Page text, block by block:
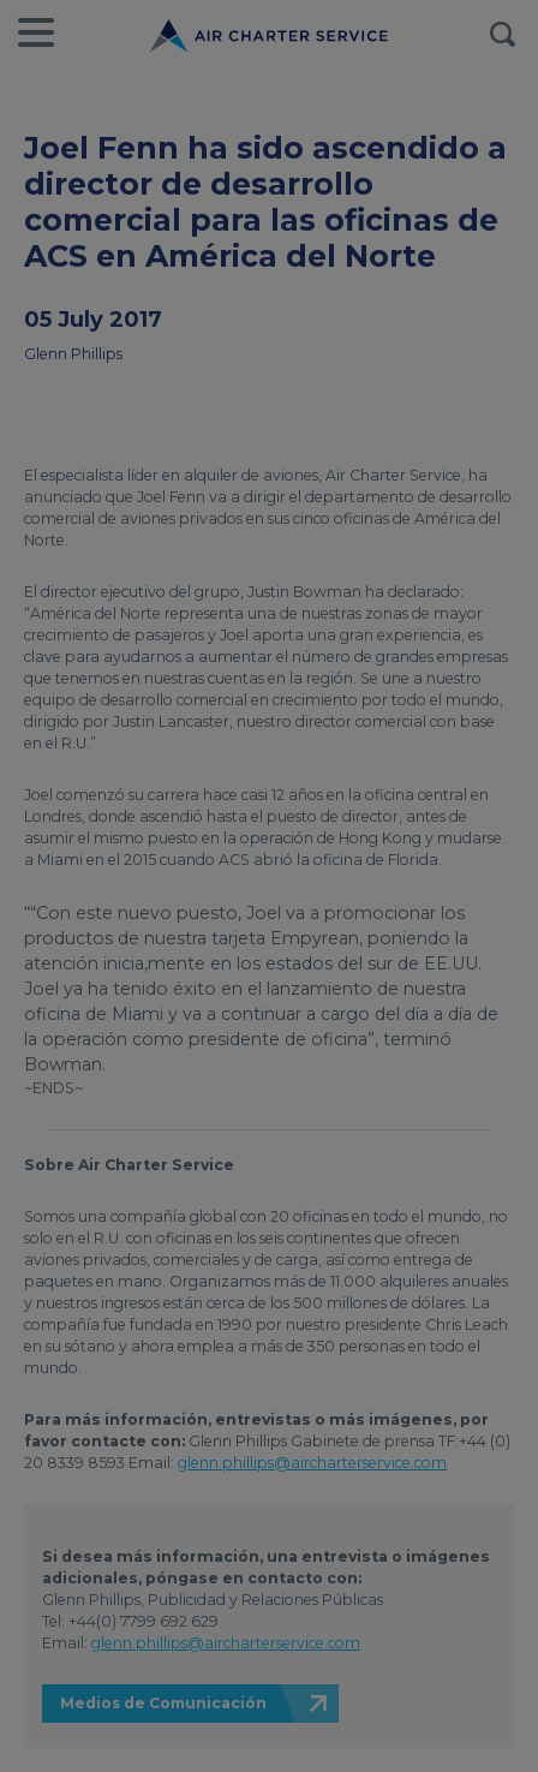
Joel Fenn ha sido ascendido a
director de desarrollo
comercial para las oficinas de
ACS en América del Norte
05 July 2017
Glenn Phillips
El especialista líder en alquiler de aviones, Air Charter Service, ha
anunciado que Joel Fenn va a dirigir el departamento de desarrollo
comercial de aviones privados en sus cinco oficinas de América del
Norte.
El director ejecutivo del grupo, Justin Bowman ha declarado:
“América del Norte representa una de nuestras zonas de mayor
crecimiento de pasajeros y Joel aporta una gran experiencia, es
clave para ayudarnos a aumentar el número de grandes empresas
que tenemos en nuestras cuentas en la región. Se une a nuestro
equipo de desarrollo comercial en crecimiento por todo el mundo,
dirigido por Justin Lancaster, nuestro director comercial con base
en el R.U.”
Joel comenzó su carrera hace casi 12 años en la oficina central en
Londres, donde ascendió hasta el puesto de director, antes de
asumir el mismo puesto en la operación de Hong Kong y mudarse
a Miami en el 2015 cuando ACS abrió la oficina de Florida.
““Con este nuevo puesto, Joel va a promocionar los
productos de nuestra tarjeta Empyrean, poniendo la
atención inicia,mente en los estados del sur de EE.UU.
Joel ya ha tenido éxito en el lanzamiento de nuestra
oficina de Miami y va a continuar a cargo del día a día de
la operación como presidente de oficina”, terminó
Bowman.
~ENDS~
Sobre Air Charter Service
Somos una compañía global con 20 oficinas en todo el mundo, no
solo en el R.U. con oficinas en los seis continentes que ofrecen
aviones privados, comerciales y de carga, así como entrega de
paquetes en mano. Organizamos más de 11.000 alquileres anuales
y nuestros ingresos están cerca de los 500 millones de dólares. La
compañía fue fundada en 1990 por nuestro presidente Chris Leach
en su sótano y ahora emplea a más de 350 personas en todo el
mundo.
Para más información, entrevistas o más imágenes, por
favor contacte con: Glenn Phillips Gabinete de prensa TF:+44 (0)
20 8339 8593 Email: glenn.phillips@aircharterservice.com
Si desea más información, una entrevista o imágenes
adicionales, póngase en contacto con:
Glenn Phillips, Publicidad y Relaciones Públicas
Tel: +44(0) 7799 692 629
Email: glenn.phillips@aircharterservice.com
Medios de Comunicación